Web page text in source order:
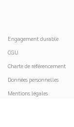
Engagement durable
CGU
Charte de référencement
Données personnelles
Mentions légales